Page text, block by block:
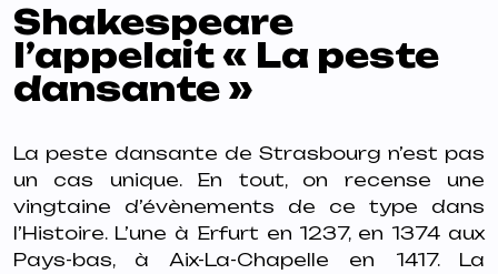
Shakespeare
l’appelait « La peste
dansante »
La peste dansante de Strasbourg n’est pas
un cas unique. En tout, on recense une
vingtaine d’évènements de ce type dans
l’Histoire. L’une à Erfurt en 1237, en 1374 aux
Pays-bas, à Aix-La-Chapelle en 1417. La